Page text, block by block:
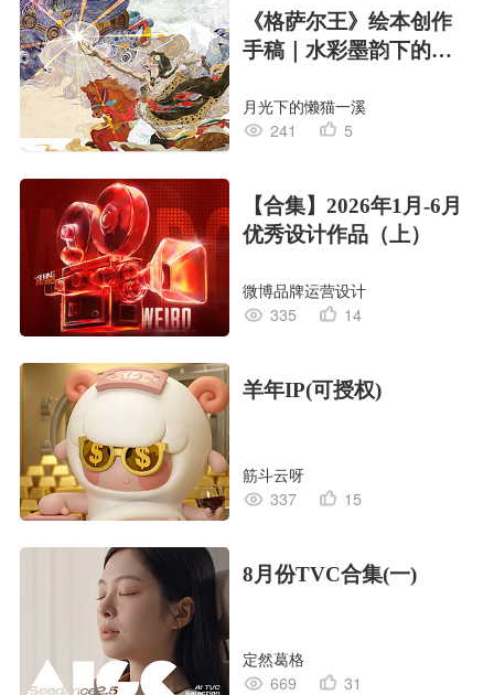
《格萨尔王》绘本创作
手稿｜水彩墨韵下的史
月光下的懒猫一溪
241
5
【合集】2026年1月-6月
优秀设计作品（上）
微博品牌运营设计
335
14
羊年IP(可授权)
筋斗云呀
337
15
8月份TVC合集(一)
定然葛格
669
31